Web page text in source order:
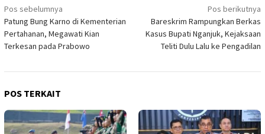
Navigasi
pos
Pos sebelumnya
Patung Bung Karno di Kementerian
Pertahanan, Megawati Kian
Terkesan pada Prabowo
Pos berikutnya
Bareskrim Rampungkan Berkas
Kasus Bupati Nganjuk, Kejaksaan
Teliti Dulu Lalu ke Pengadilan
POS TERKAIT